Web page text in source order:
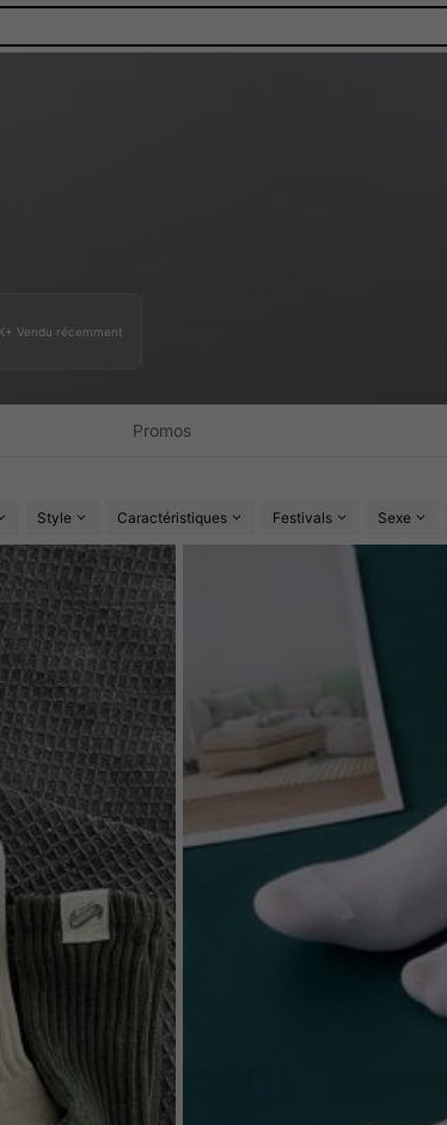
Vendu récemment
Promos
Style Caractéristiques Festivals Sexe